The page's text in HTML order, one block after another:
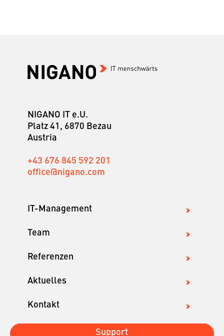
NIGANO IT e.U.
Platz 41, 6870 Bezau
Austria
+43 676 845 592 201
office@nigano.com
IT-Management
Team
Referenzen
Aktuelles
Kontakt
Support